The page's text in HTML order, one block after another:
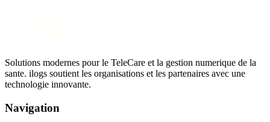
Solutions modernes pour le TeleCare et la gestion numerique de la
sante. ilogs soutient les organisations et les partenaires avec une
technologie innovante.
Navigation